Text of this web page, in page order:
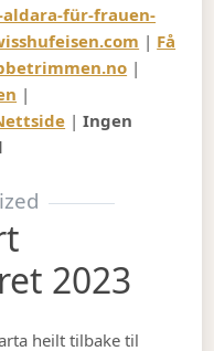
für-frauen-
| Få
|
|
|Ingen
2023
heilt tilbake til